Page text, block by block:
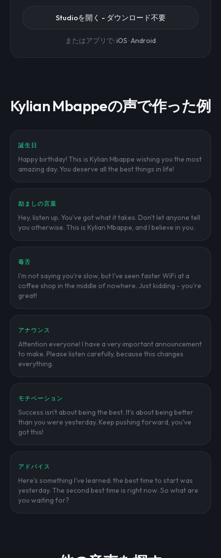
Studioを開く - ダウンロード不要
またはアプリで: iOS ·Android
Kylian Mbappeの声で作った例
誕生日
Happy birthday! This is Kylian Mbappe wishing you the most
amazing day. You deserve all the best things in life!
励ましの言葉
Hey, listen up. You've got what it takes. Don't let anyone tell
you otherwise. This is Kylian Mbappe, and I believe in you.
毒舌
I'm not saying you're slow, but I've seen faster WiFi at a
coffee shop in the middle of nowhere. Just kidding - you're
great!
アナウンス
Attention everyone! I have a very important announcement
to make. Please listen carefully, because this changes
everything.
モチベーション
Success isn't about being the best. It's about being better
than you were yesterday. Keep pushing forward, you've
got this!
アドバイス
Here's something I've learned: the best time to start was
yesterday. The second best time is right now. So what are
you waiting for?